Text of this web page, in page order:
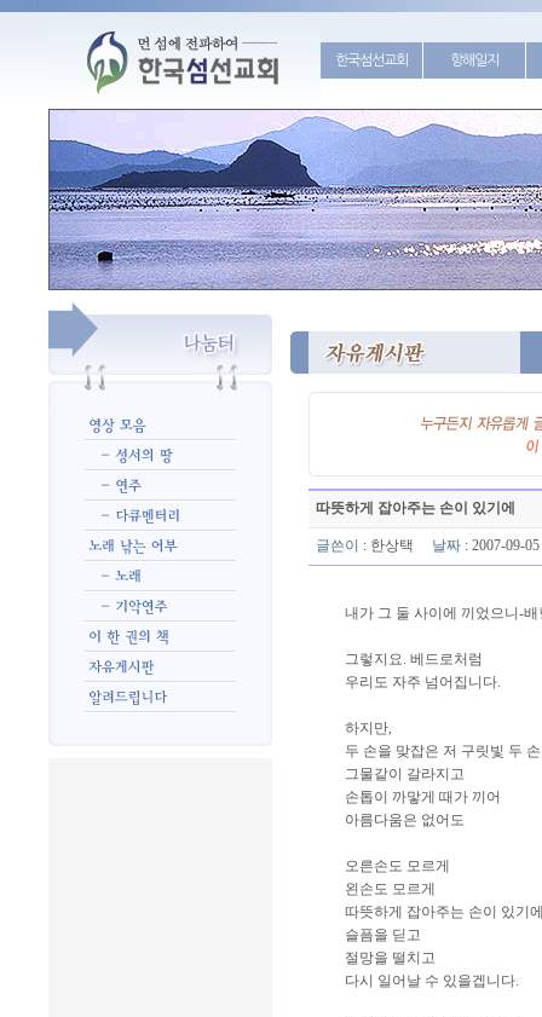
한국섬선교회 항해일지
따뜻하게 잡아주는 손이 있기에
글쓴이 : 한상택 날짜 : 2007-09-
내가 그 둘 사이에 끼었으니-
그렇지요. 베드로처럼
우리도 자주 넘어집니다.
하지만,
두 손을 맞잡은 저 구릿빛 두
그물같이 갈라지고
손톱이 까맣게 때가 끼어
아름다움은 없어도
오른손도 모르게
왼손도 모르게
따뜻하게 잡아주는 손이 있기
슬픔을 딛고
절망을 떨치고
다시 일어날 수 있을겝니다.